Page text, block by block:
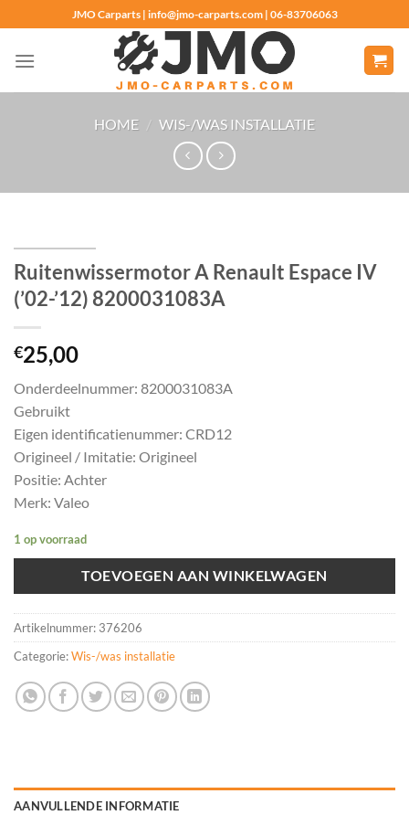
naar
inhoud
JMO Carparts | info@jmo-carparts.com | 06-83706063
HOME / WIS-/WAS INSTALLATIE
Ruitenwissermotor A Renault Espace IV
(’02-’12) 8200031083A
€25,00
Onderdeelnummer: 8200031083A
Gebruikt
Eigen identificatienummer: CRD12
Origineel / Imitatie: Origineel
Positie: Achter
Merk: Valeo
1 op voorraad
TOEVOEGEN AAN WINKELWAGEN
Artikelnummer: 376206
Categorie:Wis-/was installatie
AANVULLENDE INFORMATIE